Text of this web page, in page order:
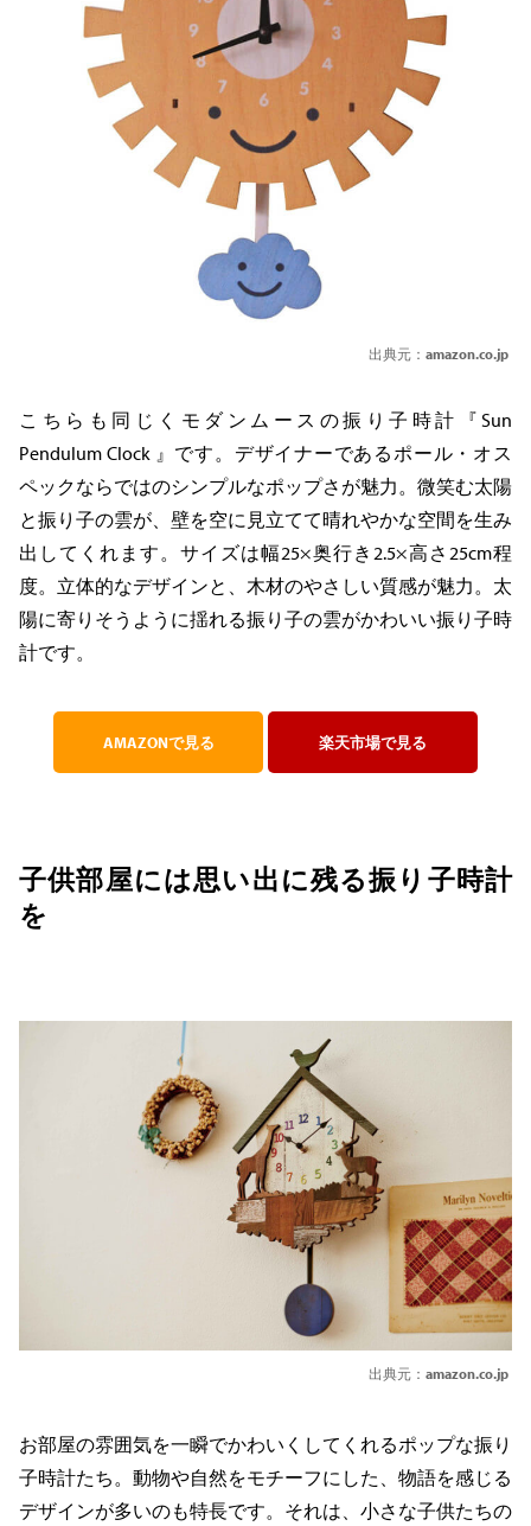
出典元： amazon.co.jp
こちらも同じくモダンムースの振り子時計『Sun
Pendulum Clock 』です。デザイナーであるポール・オス
ペックならではのシンプルなポップさが魅力。微笑む太陽
と振り子の雲が、壁を空に見立てて晴れやかな空間を生み
出してくれます。サイズは幅25×奥行き2.5×高さ25cm程
度。立体的なデザインと、木材のやさしい質感が魅力。太
陽に寄りそうように揺れる振り子の雲がかわいい振り子時
計です。
AMAZONで見る 楽天市場で見る
子供部屋には思い出に残る振り子時計
を
出典元： amazon.co.jp
お部屋の雰囲気を一瞬でかわいくしてくれるポップな振り
子時計たち。動物や自然をモチーフにした、物語を感じる
デザインが多いのも特長です。それは、小さな子供たちの